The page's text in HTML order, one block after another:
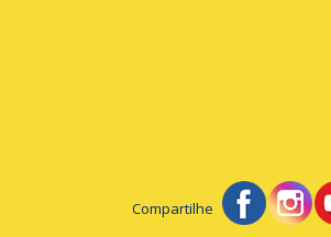
Compartilhe